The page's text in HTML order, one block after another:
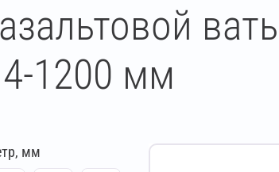
1200 мм
мм